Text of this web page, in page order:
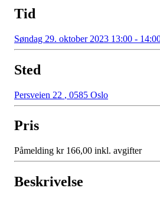
Tid
Søndag 29. oktober 2023 13:00 -
Sted
Persveien 22 , 0585 Oslo
Pris
Påmelding kr 166,00 inkl. avgifter
Beskrivelse